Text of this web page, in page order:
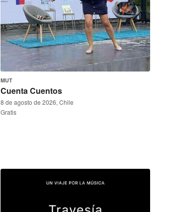
MUT
Cuenta Cuentos
8 de agosto de 2026, Chile
Gratis